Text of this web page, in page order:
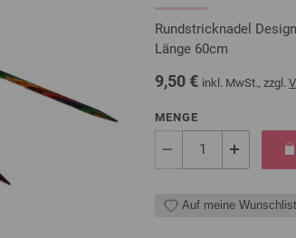
Rundstricknadel
Länge 60cm
9,50 € inkl. MwSt., zzgl.
MENGE
Auf meine